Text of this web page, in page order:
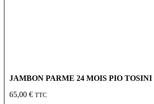
JAMBON PARME 24 MOIS PIO TOSINI
65,00 € TTC